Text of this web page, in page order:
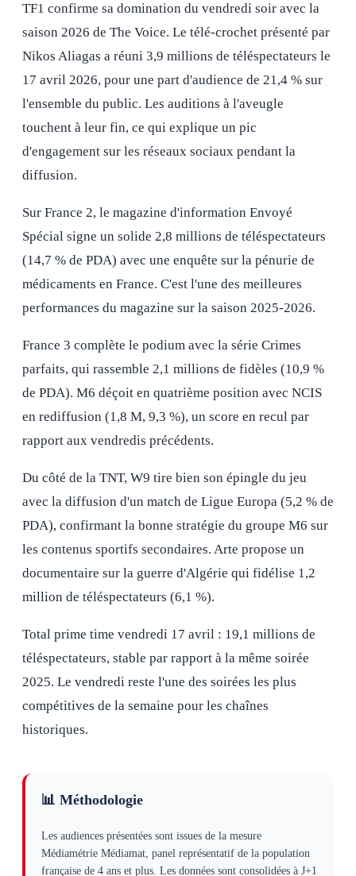
TF1 confirme sa domination du vendredi soir avec la
saison 2026 de The Voice. Le télé-crochet présenté par
Nikos Aliagas a réuni 3,9 millions de téléspectateurs le
17 avril 2026, pour une part d'audience de 21,4 % sur
l'ensemble du public. Les auditions à l'aveugle
touchent à leur fin, ce qui explique un pic
d'engagement sur les réseaux sociaux pendant la
diffusion.
Sur France 2, le magazine d'information Envoyé
Spécial signe un solide 2,8 millions de téléspectateurs
(14,7 % de PDA) avec une enquête sur la pénurie de
médicaments en France. C'est l'une des meilleures
performances du magazine sur la saison 2025-2026.
France 3 complète le podium avec la série Crimes
parfaits, qui rassemble 2,1 millions de fidèles (10,9 %
de PDA). M6 déçoit en quatrième position avec NCIS
en rediffusion (1,8 M, 9,3 %), un score en recul par
rapport aux vendredis précédents.
Du côté de la TNT, W9 tire bien son épingle du jeu
avec la diffusion d'un match de Ligue Europa (5,2 % de
PDA), confirmant la bonne stratégie du groupe M6 sur
les contenus sportifs secondaires. Arte propose un
documentaire sur la guerre d'Algérie qui fidélise 1,2
million de téléspectateurs (6,1 %).
Total prime time vendredi 17 avril : 19,1 millions de
téléspectateurs, stable par rapport à la même soirée
2025. Le vendredi reste l'une des soirées les plus
compétitives de la semaine pour les chaînes
historiques.
📊 Méthodologie
Les audiences présentées sont issues de la mesure
Médiamétrie Médiamat, panel représentatif de la population
française de 4 ans et plus. Les données sont consolidées à J+1